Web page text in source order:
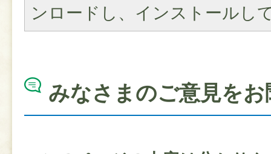
ンロードし、インストールし
みなさまのご意見を